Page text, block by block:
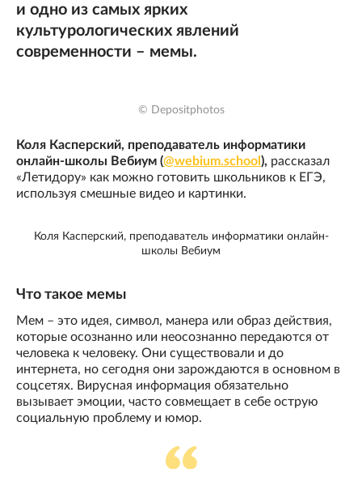
и одно из самых ярких
культурологических явлений
современности – мемы.
© Depositphotos
Коля Касперский, преподаватель информатики
онлайн-школы Вебиум (@webium.school ), рассказал
«Летидору» как можно готовить школьников к ЕГЭ,
используя смешные видео и картинки.
Коля Касперский, преподаватель информатики онлайн-
школы Вебиум
Что такое мемы
Мем – это идея, символ, манера или образ действия,
которые осознанно или неосознанно передаются от
человека к человеку. Они существовали и до
интернета, но сегодня они зарождаются в основном в
соцсетях. Вирусная информация обязательно
вызывает эмоции, часто совмещает в себе острую
социальную проблему и юмор.